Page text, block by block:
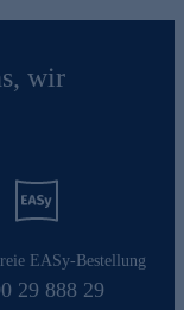
wir
EASy-Bestellung
29 888 29